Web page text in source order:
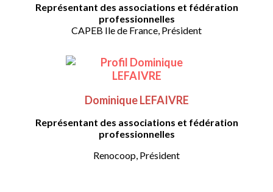
Représentant des associations et fédération
professionnelles
CAPEB Ile de France, Président
Dominique LEFAIVRE
Représentant des associations et fédération
professionnelles
Renocoop, Président